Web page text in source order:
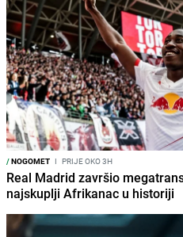
/NOGOMET I PRIJE OKO 3H
Real Madrid završio
najskuplji Afrikanac u historiji